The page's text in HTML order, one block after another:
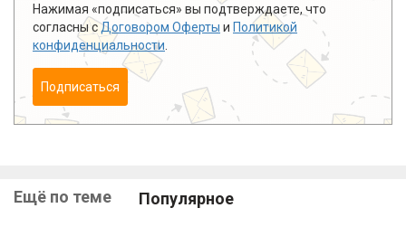
Нажимая «подписаться» вы подтверждаете, что
согласны сДоговором Оферты и Политикой
конфиденциальности
Подписаться
Ещё по теме Популярное